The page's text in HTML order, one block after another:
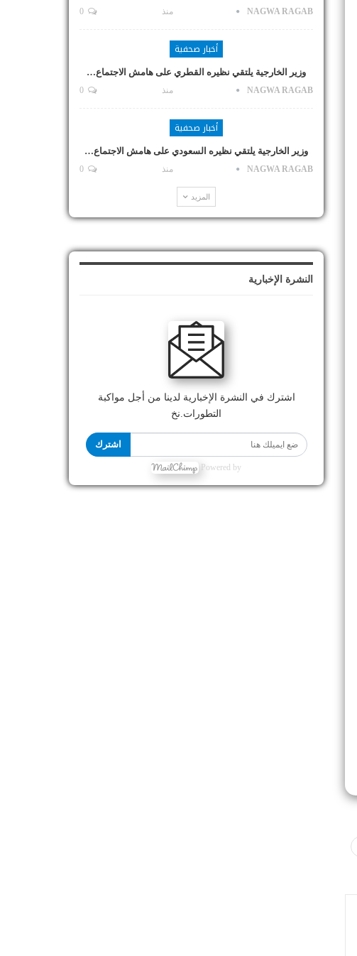
NAGWA RAGAB منذ
أخبار صحفية
وزير الخارجية يلتقي نظيره القطري على هامش الاجتماع…
NAGWA RAGAB منذ
أخبار صحفية
وزير الخارجية يلتقي نظيره السعودي على هامش الاجتماع…
NAGWA RAGAB منذ
المزيد
النشرة الإخبارية
اشترك في النشرة الإخبارية لدينا من أجل مواكبة
التطورات.نخ
اشترك
Powered by